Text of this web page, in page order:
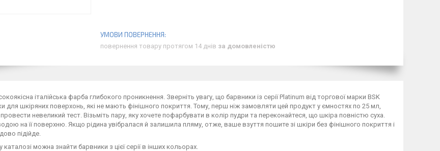
повернення товару протягом 14 днів за домовленістю
італійська фарба глибокого проникнення. Зверніть увагу, що барвники із серії Platinum від торгової марки BSK
для шкіряних поверхонь, які не мають фінішного покриття. Тому, перш ніж замовляти цей продукт у ємностях по 25 мл,
невеликий тест. Візьміть пару, яку хочете пофарбувати в колір пудри та переконайтеся, що шкіра повністю суха.
на її поверхню. Якщо рідина увібралася й залишила пляму, отже, ваше взуття пошите зі шкіри без фінішного покриття і
підійде.
можна знайти барвники з цієї серії в інших кольорах.